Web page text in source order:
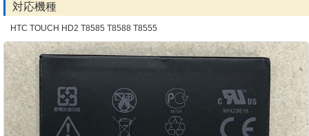
対応機種
HTC TOUCH HD2 T8585 T8588 T8555